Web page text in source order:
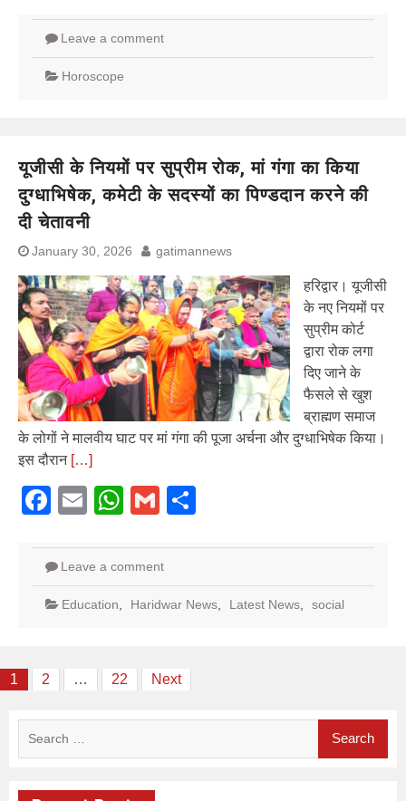
Leave a comment
Horoscope
यूजीसी के नियमों पर सुप्रीम रोक, मां गंगा का किया
दुग्धाभिषेक, कमेटी के सदस्यों का पिण्डदान करने की
दी चेतावनी
January 30, 2026 gatimannews
हरिद्वार। यूजीसी
के नए नियमों पर
सुप्रीम कोर्ट
द्वारा रोक लगा
दिए जाने के
फैसले से खुश
ब्राह्मण समाज
के लोगों ने मालवीय घाट पर मां गंगा की पूजा अर्चना और दुग्धाभिषेक किया।
इस दौरान […]
Facebook
EmailWhatsApp
Gmail
Leave a comment
Education Haridwar News Latest News social
Posts
1 2 … 22 Next